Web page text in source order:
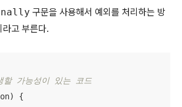
구문을 사용해서 예외를 처리하는 방
라고 부른다.
가능성이 있는 코드
{